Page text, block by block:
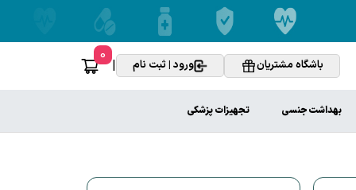
باشگاه مشتریان ورود | ثبت نام |
0
بهداشت جنسی تجهیزات پزشکی